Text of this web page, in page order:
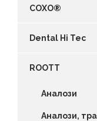
COXO®
Dental Hi Tec
ROOTT
Аналози
Аналози,